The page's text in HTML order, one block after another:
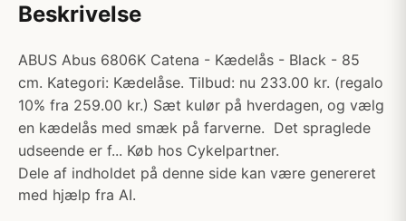
Beskrivelse
ABUS Abus 6806K Catena - Kædelås - Black - 85
cm. Kategori: Kædelåse. Tilbud: nu 233.00 kr. (regalo
10% fra 259.00 kr.) Sæt kulør på hverdagen, og vælg
en kædelås med smæk på farverne. Det spraglede
udseende er f... Køb hos Cykelpartner.
Dele af indholdet på denne side kan være genereret
med hjælp fra AI.